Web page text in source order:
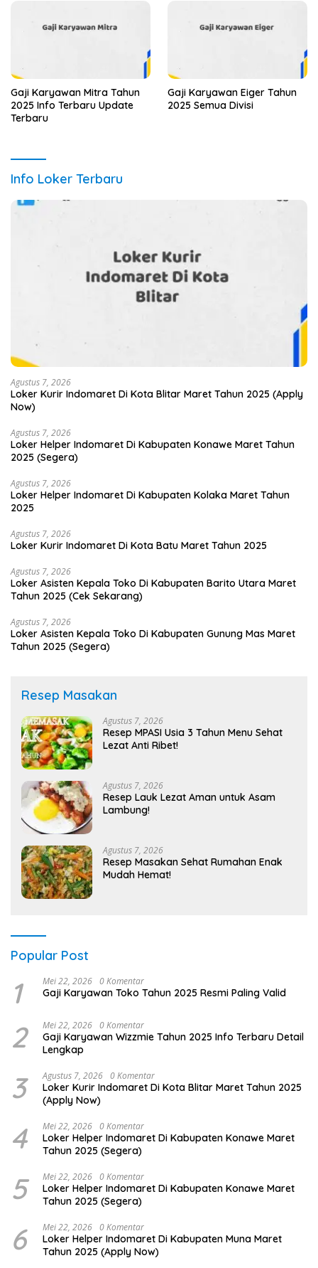
Gaji Karyawan Mitra Tahun
2025 Info Terbaru Update
Terbaru
Gaji Karyawan Eiger Tahun
2025 Semua Divisi
Info Loker Terbaru
Agustus 7, 2026
Loker Kurir Indomaret Di Kota Blitar Maret Tahun 2025 (Apply
Now)
Agustus 7, 2026
Loker Helper Indomaret Di Kabupaten Konawe Maret Tahun
2025 (Segera)
Agustus 7, 2026
Loker Helper Indomaret Di Kabupaten Kolaka Maret Tahun
2025
Agustus 7, 2026
Loker Kurir Indomaret Di Kota Batu Maret Tahun 2025
Agustus 7, 2026
Loker Asisten Kepala Toko Di Kabupaten Barito Utara Maret
Tahun 2025 (Cek Sekarang)
Agustus 7, 2026
Loker Asisten Kepala Toko Di Kabupaten Gunung Mas Maret
Tahun 2025 (Segera)
Resep Masakan
Agustus 7, 2026
Resep MPASI Usia 3 Tahun Menu Sehat
Lezat Anti Ribet!
Agustus 7, 2026
Resep Lauk Lezat Aman untuk Asam
Lambung!
Agustus 7, 2026
Resep Masakan Sehat Rumahan Enak
Mudah Hemat!
Popular Post
1 Mei 22, 2026 0 Komentar
Gaji Karyawan Toko Tahun 2025 Resmi Paling Valid
2 Mei 22, 2026 0 Komentar
Gaji Karyawan Wizzmie Tahun 2025 Info Terbaru Detail
Lengkap
3 Agustus 7, 2026 0 Komentar
Loker Kurir Indomaret Di Kota Blitar Maret Tahun 2025
(Apply Now)
4 Mei 22, 2026 0 Komentar
Loker Helper Indomaret Di Kabupaten Konawe Maret
Tahun 2025 (Segera)
5 Mei 22, 2026 0 Komentar
Loker Helper Indomaret Di Kabupaten Konawe Maret
Tahun 2025 (Segera)
6 Mei 22, 2026 0 Komentar
Loker Helper Indomaret Di Kabupaten Muna Maret
Tahun 2025 (Apply Now)